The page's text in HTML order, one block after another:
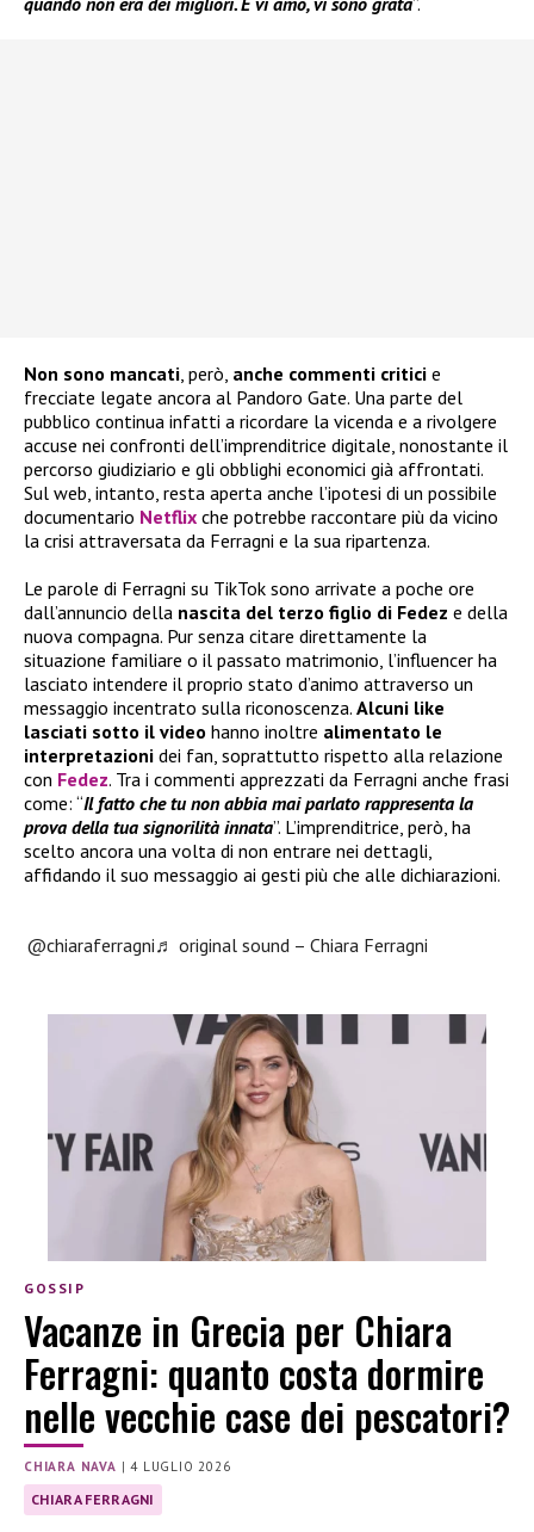
Non sono mancati , però, anche commenti critici e
frecciate legate ancora al Pandoro Gate. Una parte del
pubblico continua infatti a ricordare la vicenda e a rivolgere
accuse nei confronti dell’imprenditrice digitale, nonostante il
percorso giudiziario e gli obblighi economici già affrontati.
Sul web, intanto, resta aperta anche l’ipotesi di un possibile
documentario Netflix che potrebbe raccontare più da vicino
la crisi attraversata da Ferragni e la sua ripartenza.
Le parole di Ferragni su TikTok sono arrivate a poche ore
dall’annuncio della nascita del terzo figlio di Fedez e della
nuova compagna. Pur senza citare direttamente la
situazione familiare o il passato matrimonio, l’influencer ha
lasciato intendere il proprio stato d’animo attraverso un
messaggio incentrato sulla riconoscenza. Alcuni like
lasciati sotto il video hanno inoltre alimentato le
interpretazioni dei fan, soprattutto rispetto alla relazione
con Fedez. Tra i commenti apprezzati da Ferragni anche frasi
come: “Il fatto che tu non abbia mai parlato rappresenta la
prova della tua signorilità innata”. L’imprenditrice, però, ha
scelto ancora una volta di non entrare nei dettagli,
affidando il suo messaggio ai gesti più che alle dichiarazioni.
@chiaraferragni♬ original sound – Chiara Ferragni
GOSSIP
Vacanze in Grecia per Chiara
Ferragni: quanto costa dormire
nelle vecchie case dei pescatori?
CHIARA NAVA |4 LUGLIO 2026
CHIARA FERRAGNI